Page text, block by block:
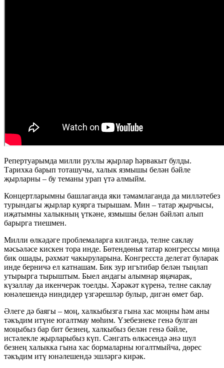
Репертуарымда милли рухлы җырлар һәрвакыт булды.
Тарихка барып тоташучы, халык язмышы белән бәйле
җырларны – бу теманы урап үтә алмыйм.
Концертларымны башлаганда яки тәмамлаганда да милләтебез
турындагы җырлар куярга тырышам. Мин – татар җырчысы,
иҗатымны халыкның үткәне, язмышы белән бәйләп алып
барырга тиешмен.
Милли өлкәдәге проблемаларга килгәндә, телне саклау
мәсьәләсе кискен тора инде. Бөтендөнья татар конгрессы миңа
бик ошады, рәхмәт чакыруларына. Конгресста делегат буларак
инде берничә ел катнашам. Бик зур игътибар белән тыңлап
утырырга тырыштым. Быел андагы алымнар яңачарак,
күзаллау да икенчерәк тоелды. Хәрәкәт күренә, телне саклау
юнәлешендә ниндидер үзгәрешләр булыр, дигән өмет бар.
Әлеге дә баягы – моң, халкыбызга гына хас моңны һәм аны
тәкъдим итүне югалтмау мөһим. Үзебезнеке генә булган
моңыбыз бар бит безнең, халкыбыз белән генә бәйле,
истәлекле җырларыбыз күп. Сәнгать өлкәсендә әнә шул
безнең халыкка гына хас бормаларны югалтмыйча, дөрес
тәкъдим итү юнәлешендә эшләргә кирәк.